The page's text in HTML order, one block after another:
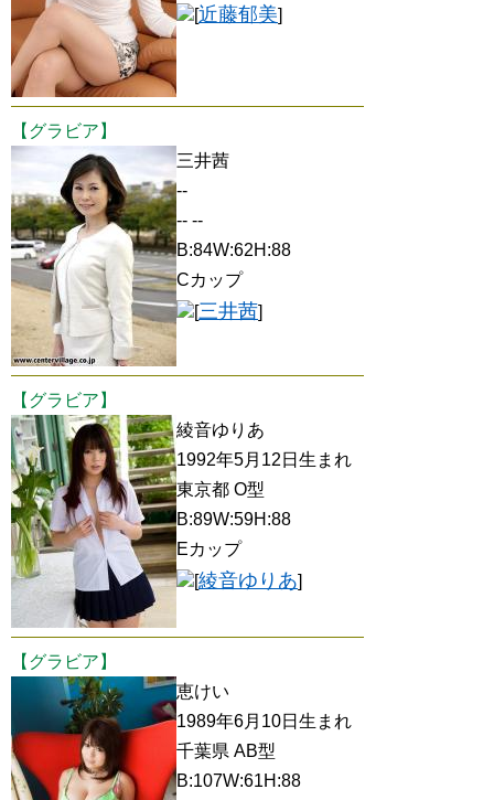
[近藤郁美]
【グラビア】
三井茜
--
-- --
B:84W:62H:88
Cカップ
[三井茜]
【グラビア】
綾音ゆりあ
1992年5月12日生まれ
東京都 O型
B:89W:59H:88
Eカップ
[綾音ゆりあ]
【グラビア】
恵けい
1989年6月10日生まれ
千葉県 AB型
B:107W:61H:88